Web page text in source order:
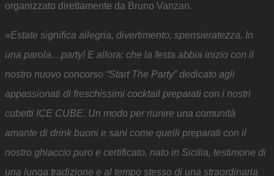
organizzato direttamente da Bruno Vanzan.
«Estate significa allegria, divertimento, spensieratezza. In
una parola…party! E allora: che la festa abbia inizio con il
nostro nuovo concorso “Start The Party” dedicato agli
appassionati di freschissimi cocktail preparati con i nostri
cubetti ICE CUBE. Un modo per riunire una comunità
amante di drink buoni e sani come quelli preparati con il
nostro ghiaccio puro e certificato, nato in Sicilia, testimone di
una lunga tradizione e al tempo stesso di una straordinaria